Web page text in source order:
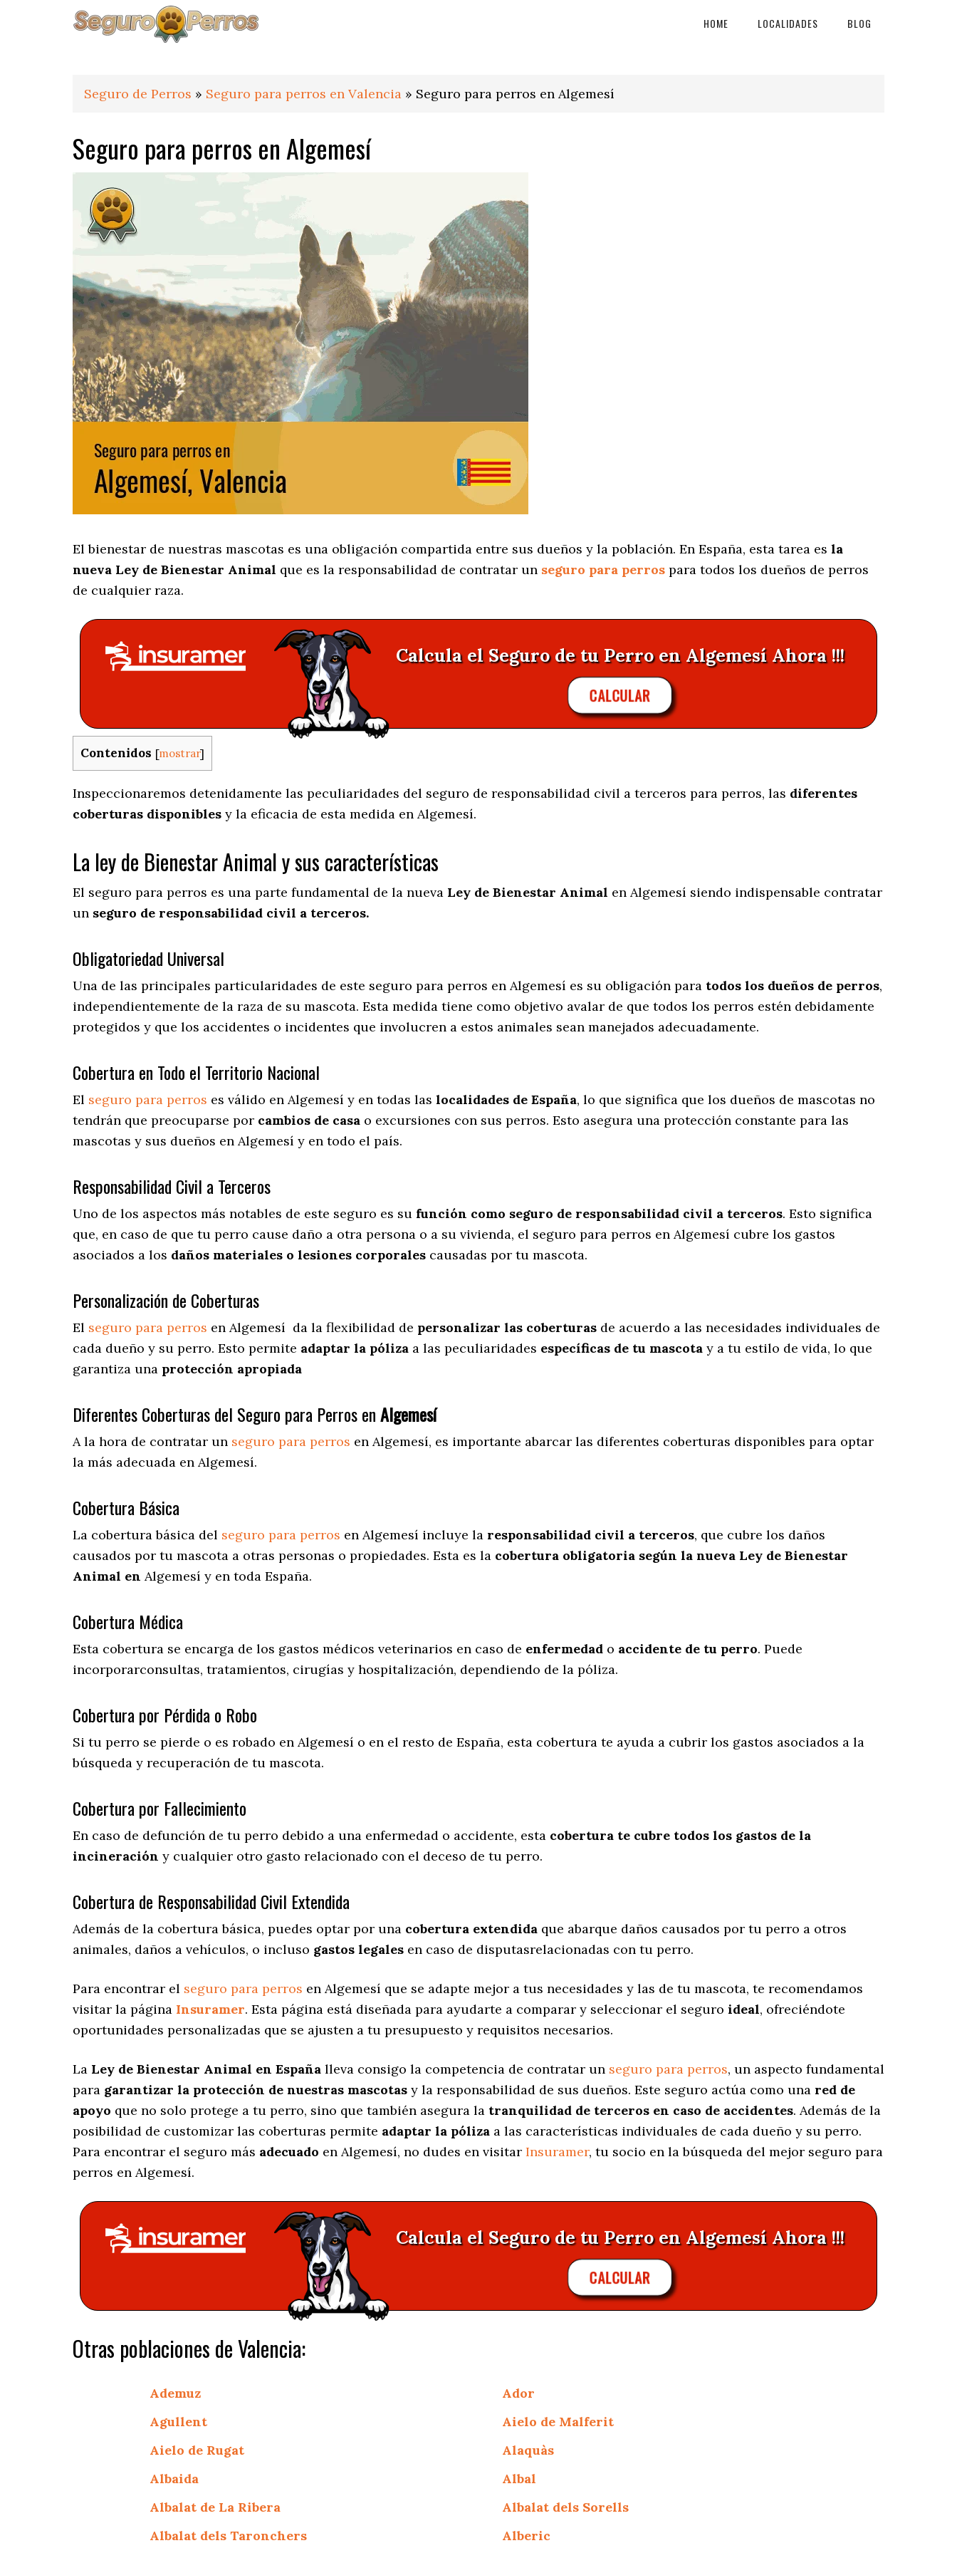
HOME LOCALIDADES BLOG
Seguro de Perros » Seguro para perros en Valencia » Seguro para perros en Algemesí
Seguro para perros en Algemesí
El bienestar de nuestras mascotas es una obligación compartida entre sus dueños y la población. En España, esta tarea es la
nueva Ley de Bienestar Animal que es la responsabilidad de contratar un seguro para perros para todos los dueños de perros
de cualquier raza.
Calcula el Seguro de tu Perro en Algemesí Ahora !!!
CALCULAR
Contenidos [mostrar]
Inspeccionaremos detenidamente las peculiaridades del seguro de responsabilidad civil a terceros para perros, las diferentes
coberturas disponibles y la eficacia de esta medida en Algemesí.
La ley de Bienestar Animal y sus características
El seguro para perros es una parte fundamental de la nueva Ley de Bienestar Animal en Algemesí siendo indispensable contratar
un seguro de responsabilidad civil a terceros.
Obligatoriedad Universal
Una de las principales particularidades de este seguro para perros en Algemesí es su obligación para todos los dueños de perros,
independientemente de la raza de su mascota. Esta medida tiene como objetivo avalar de que todos los perros estén debidamente
protegidos y que los accidentes o incidentes que involucren a estos animales sean manejados adecuadamente.
Cobertura en Todo el Territorio Nacional
El seguro para perros es válido en Algemesí y en todas las localidades de España, lo que significa que los dueños de mascotas no
tendrán que preocuparse por cambios de casa o excursiones con sus perros. Esto asegura una protección constante para las
mascotas y sus dueños en Algemesí y en todo el país.
Responsabilidad Civil a Terceros
Uno de los aspectos más notables de este seguro es su función como seguro de responsabilidad civil a terceros. Esto significa
que, en caso de que tu perro cause daño a otra persona o a su vivienda, el seguro para perros en Algemesí cubre los gastos
asociados a los daños materiales o lesiones corporales causadas por tu mascota.
Personalización de Coberturas
El seguro para perros en Algemesí da la flexibilidad de personalizar las coberturas de acuerdo a las necesidades individuales de
cada dueño y su perro. Esto permite adaptar la póliza a las peculiaridades específicas de tu mascota y a tu estilo de vida, lo que
garantiza una protección apropiada
Diferentes Coberturas del Seguro para Perros enAlgemesí
A la hora de contratar un seguro para perros en Algemesí, es importante abarcar las diferentes coberturas disponibles para optar
la más adecuada en Algemesí.
Cobertura Básica
La cobertura básica del seguro para perros en Algemesí incluye la responsabilidad civil a terceros, que cubre los daños
causados por tu mascota a otras personas o propiedades. Esta es la cobertura obligatoria según la nueva Ley de Bienestar
Animal en Algemesí y en toda España.
Cobertura Médica
Esta cobertura se encarga de los gastos médicos veterinarios en caso de enfermedad o accidente de tu perro. Puede
incorporarconsultas, tratamientos, cirugías y hospitalización, dependiendo de la póliza.
Cobertura por Pérdida o Robo
Si tu perro se pierde o es robado en Algemesí o en el resto de España, esta cobertura te ayuda a cubrir los gastos asociados a la
búsqueda y recuperación de tu mascota.
Cobertura por Fallecimiento
En caso de defunción de tu perro debido a una enfermedad o accidente, esta cobertura te cubre todos los gastos de la
incineración y cualquier otro gasto relacionado con el deceso de tu perro.
Cobertura de Responsabilidad Civil Extendida
Además de la cobertura básica, puedes optar por una cobertura extendida que abarque daños causados por tu perro a otros
animales, daños a vehículos, o incluso gastos legales en caso de disputasrelacionadas con tu perro.
Para encontrar el seguro para perros en Algemesí que se adapte mejor a tus necesidades y las de tu mascota, te recomendamos
visitar la página Insuramer. Esta página está diseñada para ayudarte a comparar y seleccionar el seguro ideal, ofreciéndote
oportunidades personalizadas que se ajusten a tu presupuesto y requisitos necesarios.
La Ley de Bienestar Animal en España lleva consigo la competencia de contratar un seguro para perros, un aspecto fundamental
para garantizar la protección de nuestras mascotas y la responsabilidad de sus dueños. Este seguro actúa como una red de
apoyo que no solo protege a tu perro, sino que también asegura la tranquilidad de terceros en caso de accidentes. Además de la
posibilidad de customizar las coberturas permite adaptar la póliza a las características individuales de cada dueño y su perro.
Para encontrar el seguro más adecuado en Algemesí, no dudes en visitar Insuramer, tu socio en la búsqueda del mejor seguro para
perros en Algemesí.
Calcula el Seguro de tu Perro en Algemesí Ahora !!!
CALCULAR
Otras poblaciones de Valencia:
Ademuz
Ador
Agullent
Aielo de Malferit
Aielo de Rugat
Alaquàs
Albaida
Albal
Albalat de La Ribera
Albalat dels Sorells
Albalat dels Taronchers
Alberic